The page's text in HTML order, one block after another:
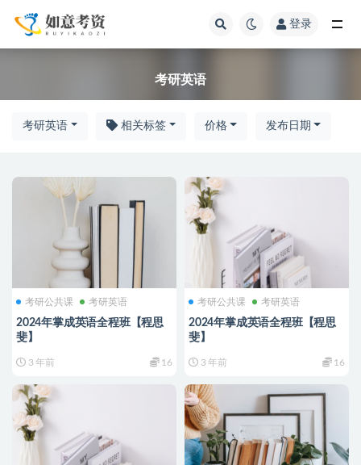
登录
考研英语
考研英语 相关标签 价格 发布日期
考研公共课 考研英语
2024年掌成英语全程班【程思
斐】
3 年前 16
考研公共课 考研英语
2024年掌成英语全程班【程思
斐】
3 年前 16